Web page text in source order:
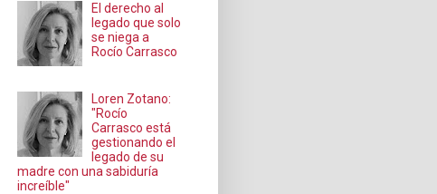
El derecho al
legado que solo
se niega a
Rocío Carrasco
Loren Zotano:
"Rocío
Carrasco está
gestionando el
legado de su
madre con una sabiduría
increíble"